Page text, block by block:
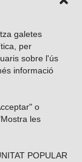
galetes
per
sobre l'ús
informació
o
les
POPULAR